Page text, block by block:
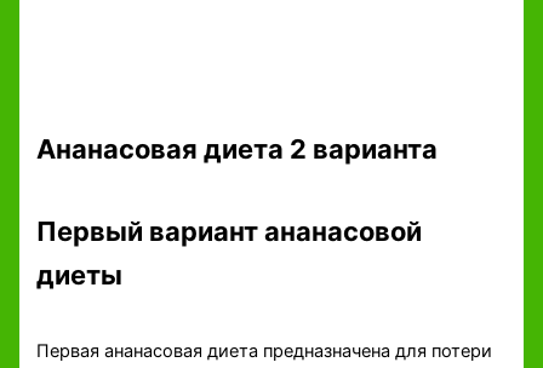
Ананасовая диета 2 варианта
Первый вариант ананасовой
диеты
Первая ананасовая диета предназначена для потери